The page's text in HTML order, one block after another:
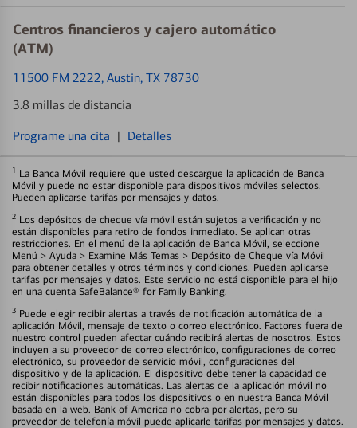
Centros financieros y cajero automático
(ATM)
11500 FM 2222, Austin, TX 78730
3.8 millas de distancia
Programe una cita | Detalles
1 La Banca Móvil requiere que usted descargue la aplicación de Banca
Móvil y puede no estar disponible para dispositivos móviles selectos.
Pueden aplicarse tarifas por mensajes y datos.
2 Los depósitos de cheque vía móvil están sujetos a verificación y no
están disponibles para retiro de fondos inmediato. Se aplican otras
restricciones. En el menú de la aplicación de Banca Móvil, seleccione
Menú > Ayuda > Examine Más Temas > Depósito de Cheque vía Móvil
para obtener detalles y otros términos y condiciones. Pueden aplicarse
tarifas por mensajes y datos. Este servicio no está disponible para el hijo
en una cuenta SafeBalance® for Family Banking.
3 Puede elegir recibir alertas a través de notificación automática de la
aplicación Móvil, mensaje de texto o correo electrónico. Factores fuera de
nuestro control pueden afectar cuándo recibirá alertas de nosotros. Estos
incluyen a su proveedor de correo electrónico, configuraciones de correo
electrónico, su proveedor de servicio móvil, configuraciones del
dispositivo y de la aplicación. El dispositivo debe tener la capacidad de
recibir notificaciones automáticas. Las alertas de la aplicación móvil no
están disponibles para todos los dispositivos o en nuestra Banca Móvil
basada en la web. Bank of America no cobra por alertas, pero su
proveedor de telefonía móvil puede aplicarle tarifas por mensajes y datos.